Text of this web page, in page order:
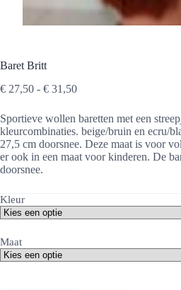
Baret Britt
€ 27,50 - € 31,50Prijsklasse:
tot
€ 31,50
Sportieve wollen baretten met een
kleurcombinaties. beige/bruin en ecru/
27,5 cm doorsnee. Deze maat is voor
er ook in een maat voor kinderen. De
doorsnee.
Kleur
Maat